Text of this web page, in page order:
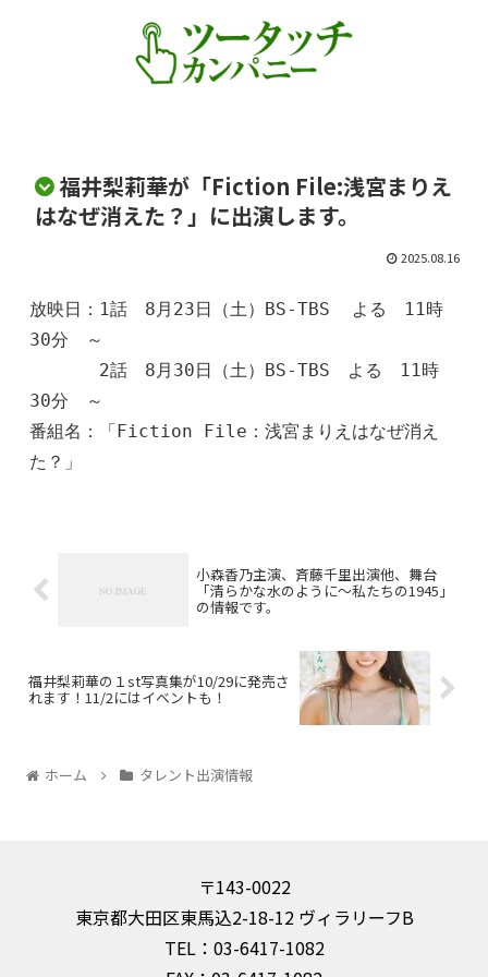
福井梨莉華が「Fiction File:浅宮まりえ
はなぜ消えた？」に出演します。
2025.08.16
放映日：1話　8月23日（土）BS-TBS  よる　11時
30分　～
2話　8月30日（土）BS-TBS　よる　11時
30分　～
番組名：「Fiction File：浅宮まりえはなぜ消え
た？」
小森香乃主演、斉藤千里出演他、舞台
「清らかな水のように～私たちの1945」
の情報です。
福井梨莉華の１st写真集が10/29に発売さ
れます！11/2にはイベントも！
ホーム タレント出演情報
〒143-0022
東京都大田区東馬込2-18-12 ヴィラリーフB
TEL：03-6417-1082